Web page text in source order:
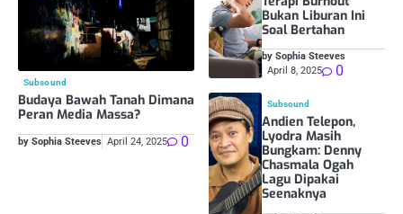
Subsound
Budaya Bawah Tanah Dimana
Peran Media Massa?
by Sophia Steeves April 24, 2025 0
Bukan Liburan Ini
Soal Bertahan
by Sophia Steeves
April 8, 2025
0
Subsound
Andien Telepon,
Lyodra Masih
Bungkam: Denny
Chasmala Ogah
Lagu Dipakai
Seenaknya